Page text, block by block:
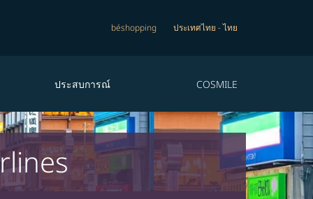
béshopping ประเทศไทย -ไทย
ประสบการณ์ COSMILE